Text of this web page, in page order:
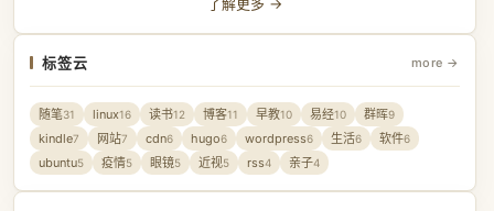
标签云 more →
随笔31 linux16 读书12 博客11 早教10 易经10 群晖9
kindle7 网站7 cdn6 hugo6 wordpress6 生活6 软件6
ubuntu5 疫情5 眼镜5 近视5 rss4 亲子4